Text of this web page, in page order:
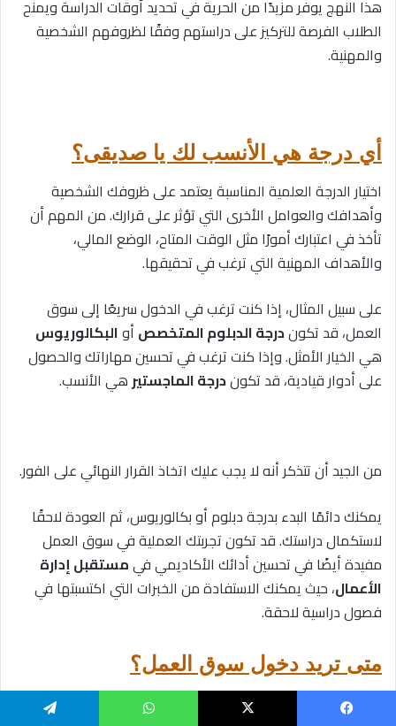
هذا النهج يوفر مزيدًا من الحرية في تحديد أوقات الدراسة ويمنح
الطلاب الفرصة للتركيز على دراستهم وفقًا لظروفهم الشخصية
والمهنية.
أي درجة هي الأنسب لك يا صديقى؟
اختيار الدرجة العلمية المناسبة يعتمد على ظروفك الشخصية
وأهدافك والعوامل الأخرى التي تؤثر على قرارك. من المهم أن
تأخذ في اعتبارك أمورًا مثل الوقت المتاح، الوضع المالي،
والأهداف المهنية التي ترغب في تحقيقها.
على سبيل المثال، إذا كنت ترغب في الدخول سريعًا إلى سوق
العمل، قد تكوندرجة الدبلوم المتخصص أوالبكالوريوس
هي الخيار الأمثل. وإذا كنت ترغب في تحسين مهاراتك والحصول
على أدوار قيادية، قد تكوندرجة الماجستيرهي الأنسب.
من الجيد أن تتذكر أنه لا يجب عليك اتخاذ القرار النهائي على الفور.
يمكنك دائمًا البدء بدرجة دبلوم أو بكالوريوس، ثم العودة لاحقًا
لاستكمال دراستك. قد تكون تجربتك العملية في سوق العمل
مفيدة أيضًا في تحسين أدائك الأكاديمي فيمستقبل إدارة
الأعمال، حيث يمكنك الاستفادة من الخبرات التي اكتسبتها في
فصول دراسية لاحقة.
متى تريد دخول سوق العمل؟
بشكل عام، كلما كانت الدرجة العلمية التي تسعى للحصول عليها